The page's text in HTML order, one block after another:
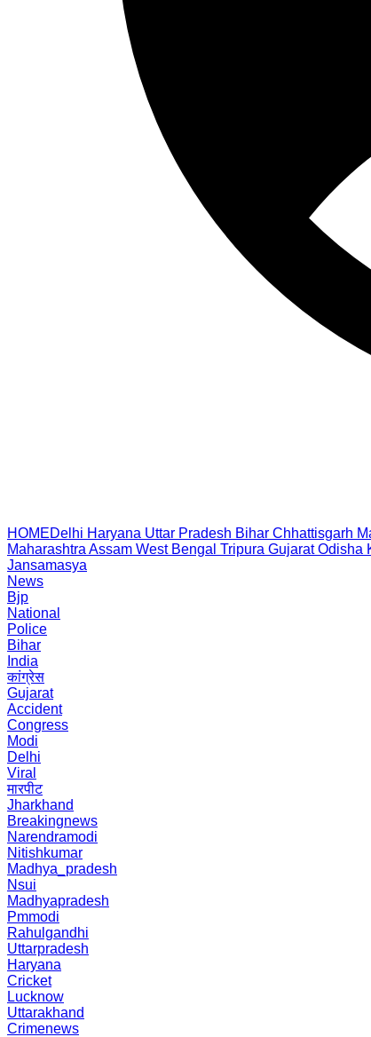
HOMEDelhi Haryana Uttar Pradesh Bihar Chhattisgarh
Maharashtra Assam West Bengal Tripura Gujarat Odisha
Jansamasya
News
Bjp
National
Police
Bihar
India
कांग्रेस
Gujarat
Accident
Congress
Modi
Delhi
Viral
मारपीट
Jharkhand
Breakingnews
Narendramodi
Nitishkumar
Madhya_pradesh
Nsui
Madhyapradesh
Pmmodi
Rahulgandhi
Uttarpradesh
Haryana
Cricket
Lucknow
Uttarakhand
Crimenews